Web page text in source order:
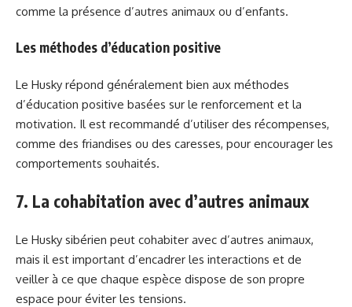
comme la présence d’autres animaux ou d’enfants.
Les méthodes d’éducation positive
Le Husky répond généralement bien aux méthodes
d’éducation positive basées sur le renforcement et la
motivation. Il est recommandé d’utiliser des récompenses,
comme des friandises ou des caresses, pour encourager les
comportements souhaités.
7. La cohabitation avec d’autres animaux
Le Husky sibérien peut cohabiter avec d’autres animaux,
mais il est important d’encadrer les interactions et de
veiller à ce que chaque espèce dispose de son propre
espace pour éviter les tensions.